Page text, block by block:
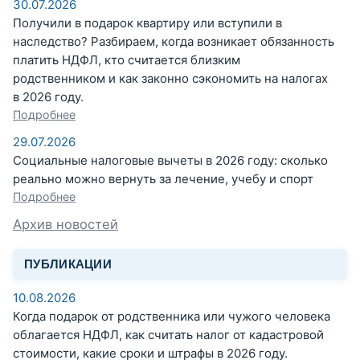
30.07.2026
Получили в подарок квартиру или вступили в
наследство? Разбираем, когда возникает обязанность
платить НДФЛ, кто считается близким
родственником и как законно сэкономить на налогах
в 2026 году.
Подробнее
29.07.2026
Социальные налоговые вычеты в 2026 году: сколько
реально можно вернуть за лечение, учебу и спорт
Подробнее
Архив новостей
ПУБЛИКАЦИИ
10.08.2026
Когда подарок от родственника или чужого человека
облагается НДФЛ, как считать налог от кадастровой
стоимости, какие сроки и штрафы в 2026 году.